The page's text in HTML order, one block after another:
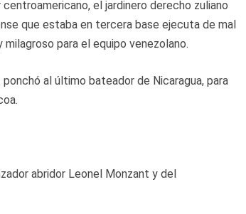
el jardinero derecho zuliano
que estaba en tercera base ejecuta de mal
para el equipo venezolano.
al último bateador de Nicaragua, para
abridor Leonel Monzant y del